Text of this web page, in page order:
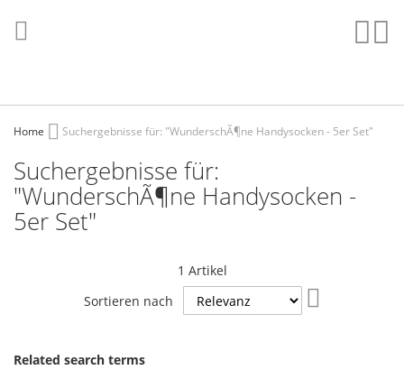
zum
Inhalt
Home Suchergebnisse für: "WunderschÃ¶ne Handysocken - 5er Set"
Suchergebnisse für:
"WunderschÃ¶ne Handysocken -
5er Set"
1 Artikel
Sortieren nach
Related search terms